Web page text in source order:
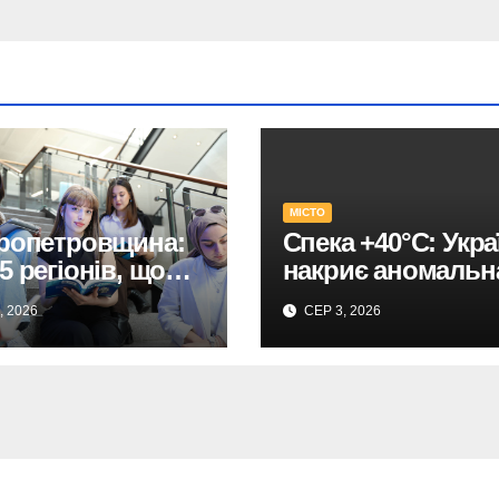
регіонів, що
2026
МІСТО
Спека +40°C:
накриє
хвиля на початку
серпня
СЕР 3, 2026